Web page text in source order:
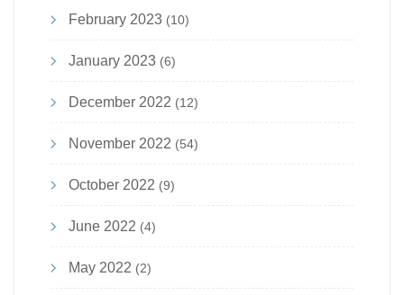
February 2023 (10)
January 2023 (6)
December 2022 (12)
November 2022 (54)
October 2022 (9)
June 2022 (4)
May 2022 (2)